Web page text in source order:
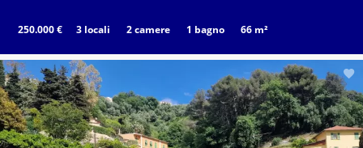
250.000 € 3 locali 2 camere 1 bagno 66 m²